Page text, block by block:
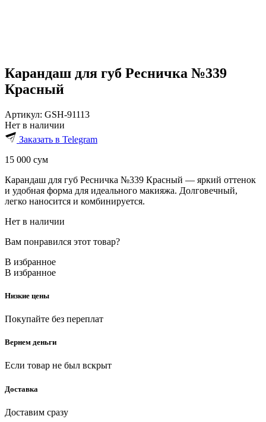
Карандаш для губ Ресничка №339
Красный
Артикул: GSH-91113
Нет в наличии
Заказать в Telegram
15 000 сум
Карандаш для губ Ресничка №339 Красный — яркий оттенок
и удобная форма для идеального макияжа. Долговечный,
легко наносится и комбинируется.
Нет в наличии
Вам понравился этот товар?
В избранное
В избранное
Низкие цены
Покупайте без переплат
Вернем деньги
Если товар не был вскрыт
Доставка
Доставим сразу